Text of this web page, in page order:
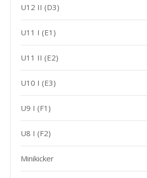
U12 II (D3)
U11 I (E1)
U11 II (E2)
U10 I (E3)
U9 I (F1)
U8 I (F2)
Minikicker